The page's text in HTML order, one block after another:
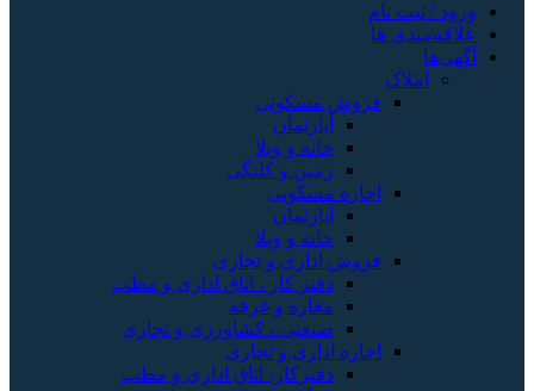
ورود / ثبت نام
علاقه‌مندی ها
آگهی‌ها
املاک
فروش مسکونی
آپارتمان
خانه و ویلا
زمین و کلنگی
اجاره مسکونی
آپارتمان
خانه و ویلا
فروش اداری و تجاری
دفتر کار ، اتاق اداری و مطب
مغازه و غرفه
صنعتی ، کشاورزی و تجاری
اجاره اداری و تجاری
دفترکار، اتاق اداری و مطب